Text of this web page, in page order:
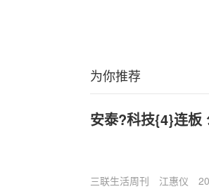
为你推荐
安泰?科技{4}连板
三联生活周刊 江惠仪